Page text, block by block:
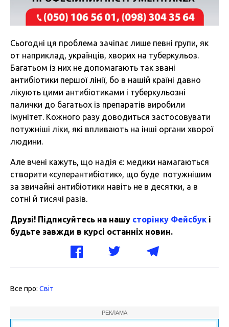
Сьогодні ця проблема зачіпає лише певні групи, як
от наприклад, українців, хворих на туберкульоз.
Багатьом із них не допомагають так звані
антибіотики першої лінії, бо в нашій країні давно
лікують цими антибіотиками і туберкульозні
палички до багатьох із препаратів виробили
імунітет. Кожного разу доводиться застосовувати
потужніші ліки, які впливають на інші органи хворої
людини.
Але вчені кажуть, що надія є: медики намагаються
створити «суперантибіотик», що буде потужнішим
за звичайні антибіотики навіть не в десятки, а в
сотні й тисячі разів.
Друзі! Підписуйтесь на нашу сторінку Фейсбук і
будьте завжди в курсі останніх новин.
Все про: Світ
РЕКЛАМА